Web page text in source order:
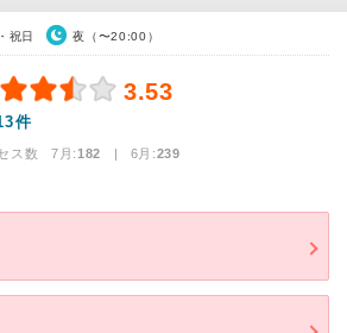
祝日 夜（〜20:00）
3.53
件
ス数 7月:182 | 6月:239